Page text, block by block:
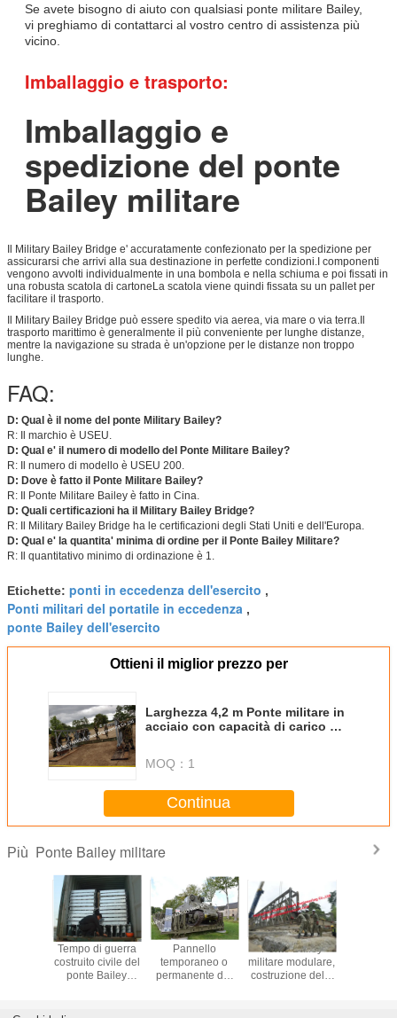
Se avete bisogno di aiuto con qualsiasi ponte militare Bailey,
vi preghiamo di contattarci al vostro centro di assistenza più
vicino.
Imballaggio e trasporto:
Imballaggio e
spedizione del ponte
Bailey militare
Il Military Bailey Bridge e' accuratamente confezionato per la spedizione per
assicurarsi che arrivi alla sua destinazione in perfette condizioni.I componenti
vengono avvolti individualmente in una bombola e nella schiuma e poi fissati in
una robusta scatola di cartoneLa scatola viene quindi fissata su un pallet per
facilitare il trasporto.
Il Military Bailey Bridge può essere spedito via aerea, via mare o via terra.Il
trasporto marittimo è generalmente il più conveniente per lunghe distanze,
mentre la navigazione su strada è un'opzione per le distanze non troppo
lunghe.
FAQ:
D: Qual è il nome del ponte Military Bailey?
R: Il marchio è USEU.
D: Qual e' il numero di modello del Ponte Militare Bailey?
R: Il numero di modello è USEU 200.
D: Dove è fatto il Ponte Militare Bailey?
R: Il Ponte Militare Bailey è fatto in Cina.
D: Quali certificazioni ha il Military Bailey Bridge?
R: Il Military Bailey Bridge ha le certificazioni degli Stati Uniti e dell'Europa.
D: Qual e' la quantita' minima di ordine per il Ponte Bailey Militare?
R: Il quantitativo minimo di ordinazione è 1.
Etichette: ponti in eccedenza dell'esercito ,
Ponti militari del portatile in eccedenza ,
ponte Bailey dell'esercito
Ottieni il miglior prezzo per
Larghezza 4,2 m Ponte militare in
acciaio con capacità di carico di
MOQ： 1
Continua
Più Ponte Bailey militare
del
Tempo di guerra
costruito civile del
ponte Bailey
dell'Assemblea
Pannello
temporaneo o
permanente del
Ponte Bailey
militare modulare,
costruzione della